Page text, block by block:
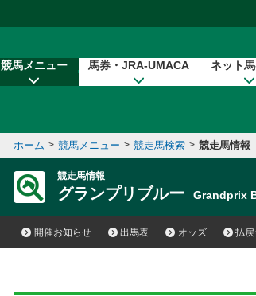
競馬メニュー 馬券・JRA-UMACA ネット
ホーム > 競馬メニュー > 競走馬検索 > 競走馬情報
競走馬情報
グランプリブルー Grandprix
開催お知らせ 出馬表 オッズ 払